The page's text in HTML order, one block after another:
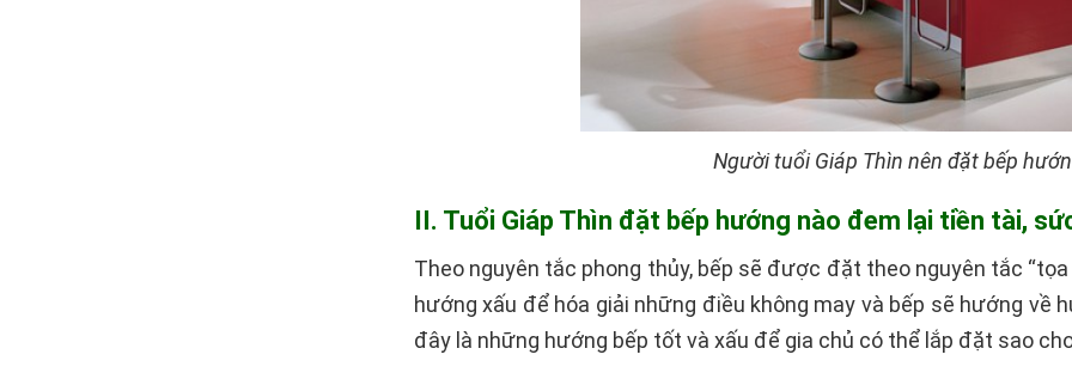
Người tuổi Giáp Thìn nên đặt bếp
II. Tuổi Giáp Thìn đặt bếp hướng nào đem lại tiền tài,
Theo nguyên tắc phong thủy, bếp sẽ được đặt theo nguyên tắc
hướng xấu để hóa giải những điều không may và bếp sẽ hướng về
đây là những hướng bếp tốt và xấu để gia chủ có thể lắp đặt sao